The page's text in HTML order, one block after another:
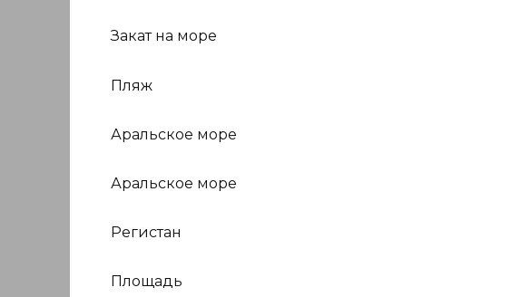
Закат на море
Пляж
Аральское море
Аральское море
Регистан
Площадь